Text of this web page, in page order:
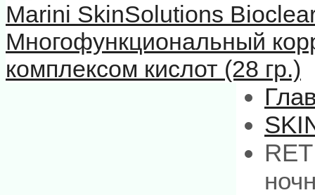
Marini SkinSolutions
Многофункциональный
комплексом кислот (28 гр.)